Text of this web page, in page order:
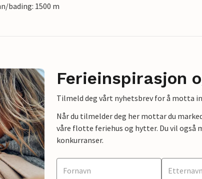
bading: 1500 m
Ferieinspirasjon
Tilmeld deg vårt nyhetsbrev for å motta
Når du tilmelder deg her mottar du
våre flotte feriehus og hytter. Du vil også
konkurranser.